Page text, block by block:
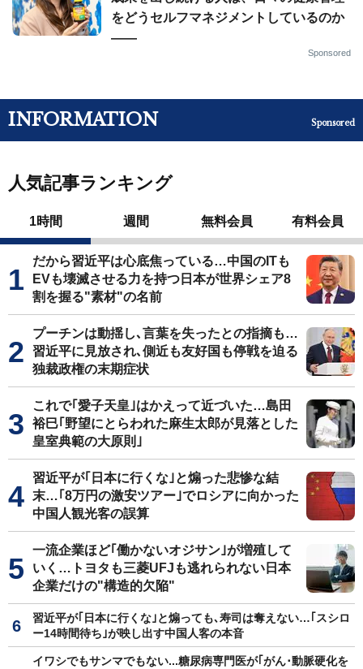
をどうセルフマネジメントしているのか
——
Sponsored
INFORMATION Sponsored
人気記事ランキング
1時間 週間 無料会員 有料会員
だから習近平は心底焦っている…中国のITも
EVも壊滅させる力を持つ日本が世界シェア8
割を握る"素材"の名前
プーチンは動揺し､言葉を失ったとの指摘も…
習近平に見放され､側近も友好国も停戦を迫る
独裁政権の末期症状
これで｢愛子天皇｣はかえって近づいた…島田
裕巳｢野望にとらわれた麻生太郎が見落とした
皇室典範の大原則｣
習近平が｢日本に行くな｣と煽った悲惨な結
末…｢8万円の激安ツアー｣でロシアに向かった
中国人観光客の誤算
一流企業ほど｢働かないオジサン｣が増殖して
いく…トヨタも三菱UFJも逃れられない日本
企業だけの"構造的欠陥"
習近平が｢日本に行くな｣と煽っても､寿司は奪えない…｢スシロ
ー14時間待ち｣が映し出す中国人客の本音
イワシでもサンマでもない...糖尿病専門医が｢がん･動脈硬化を